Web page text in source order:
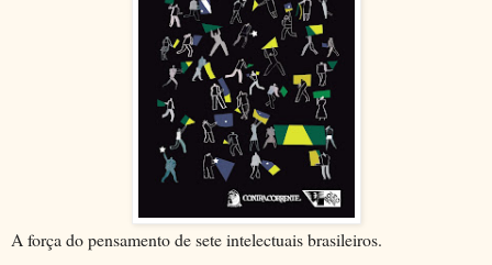
A força do pensamento de sete intelectuais brasileiros.